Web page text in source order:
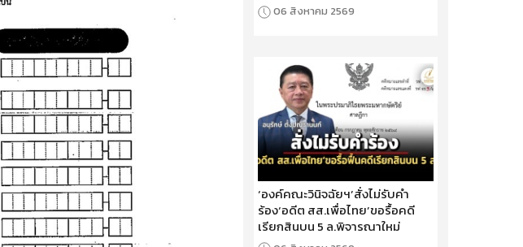
06 สิงหาคม 2569
‘องค์คณะวินิจฉัยฯ’สั่งไม่รับคำ
ร้อง‘อดีต สส.เพื่อไทย’ขอรื้อคดี
เรียกสินบน 5 ล.พิจารณาใหม่